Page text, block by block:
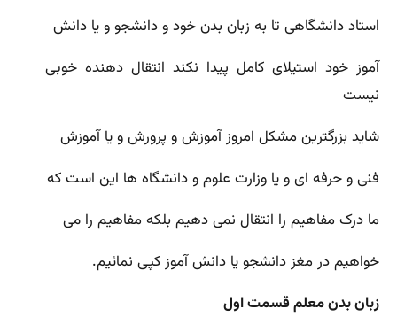
استاد دانشگاهی تا به زبان بدن خود و دانشجو و یا دانش
آموز خود استیلای کامل پیدا نکند انتقال دهنده خوبی
نیست
شاید بزرگترین مشکل امروز آموزش و پرورش و یا آموزش
فنی و حرفه ای و یا وزارت علوم و دانشگاه ها این است که
ما درک مفاهیم را انتقال نمی دهیم بلکه مفاهیم را می
خواهیم در مغز دانشجو یا دانش آموز کپی نمائیم.
زبان بدن معلم قسمت اول